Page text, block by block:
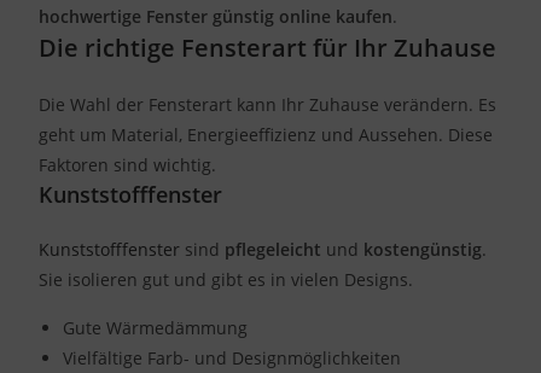
hochwertige Fenster günstig online kaufen.
Die richtige Fensterart für Ihr Zuhause
Die Wahl der Fensterart kann Ihr Zuhause verändern. Es
geht um Material, Energieeffizienz und Aussehen. Diese
Faktoren sind wichtig.
Kunststofffenster
Kunststofffenster sind pflegeleicht und kostengünstig.
Sie isolieren gut und gibt es in vielen Designs.
Gute Wärmedämmung
Vielfältige Farb- und Designmöglichkeiten